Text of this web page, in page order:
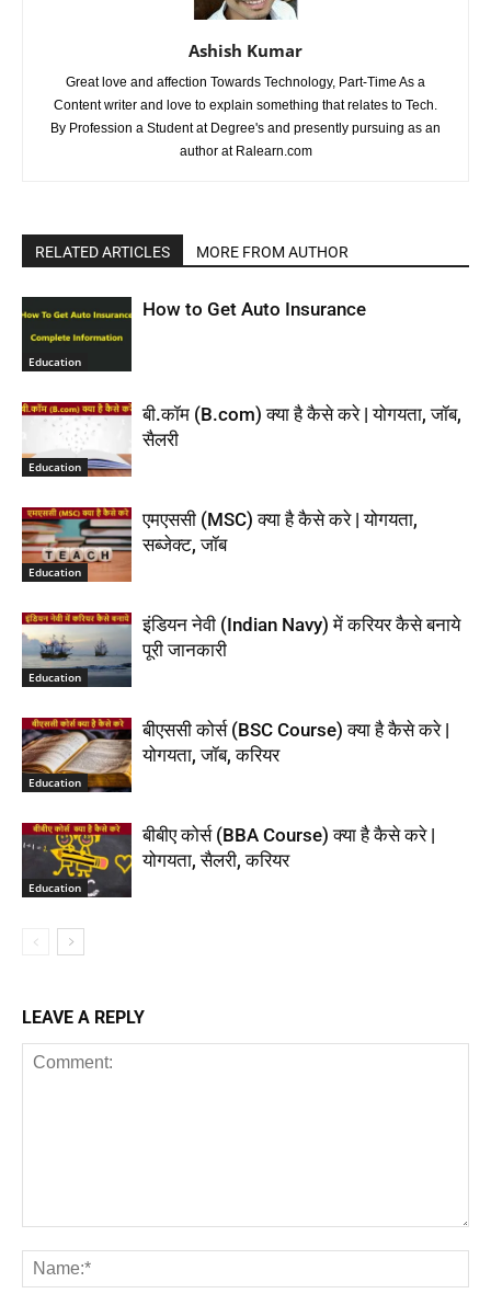
Ashish Kumar
Great love and affection Towards Technology, Part-Time As a
Content writer and love to explain something that relates to Tech.
By Profession a Student at Degree's and presently pursuing as an
author at Ralearn.com
RELATED ARTICLES MORE FROM AUTHOR
Education
How to Get Auto Insurance
Education
बी.कॉम (B.com) क्या है कैसे करे | योगयता, जॉब,
सैलरी
Education
एमएससी (MSC) क्या है कैसे करे | योगयता,
सब्जेक्ट, जॉब
Education
इंडियन नेवी (Indian Navy) में करियर कैसे बनाये
पूरी जानकारी
Education
बीएससी कोर्स (BSC Course) क्या है कैसे करे |
योगयता, जॉब, करियर
Education
बीबीए कोर्स (BBA Course) क्या है कैसे करे |
योगयता, सैलरी, करियर
LEAVE A REPLY